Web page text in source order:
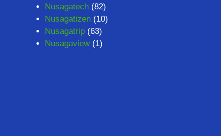
Nusagatech (82)
Nusagatizen (10)
Nusagatrip (63)
Nusagaview(1)